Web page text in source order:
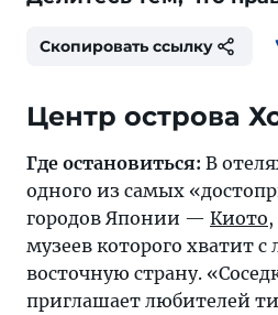
Скопировать ссылку
Центр острова
Где остановиться: В
одного из самых
городов Японии — Киото
музеев которого хватит
восточную страну.
приглашает любителей